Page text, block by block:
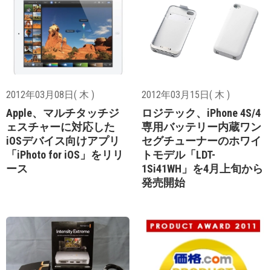
2012年03月08日( 木 )
Apple、マルチタッチジ
ェスチャーに対応した
iOSデバイス向けアプリ
「iPhoto for iOS」をリリ
ース
2012年03月15日( 木 )
ロジテック、iPhone 4S/4
専用バッテリー内蔵ワン
セグチューナーのホワイ
トモデル「LDT-
1Si41WH」を4月上旬から
発売開始